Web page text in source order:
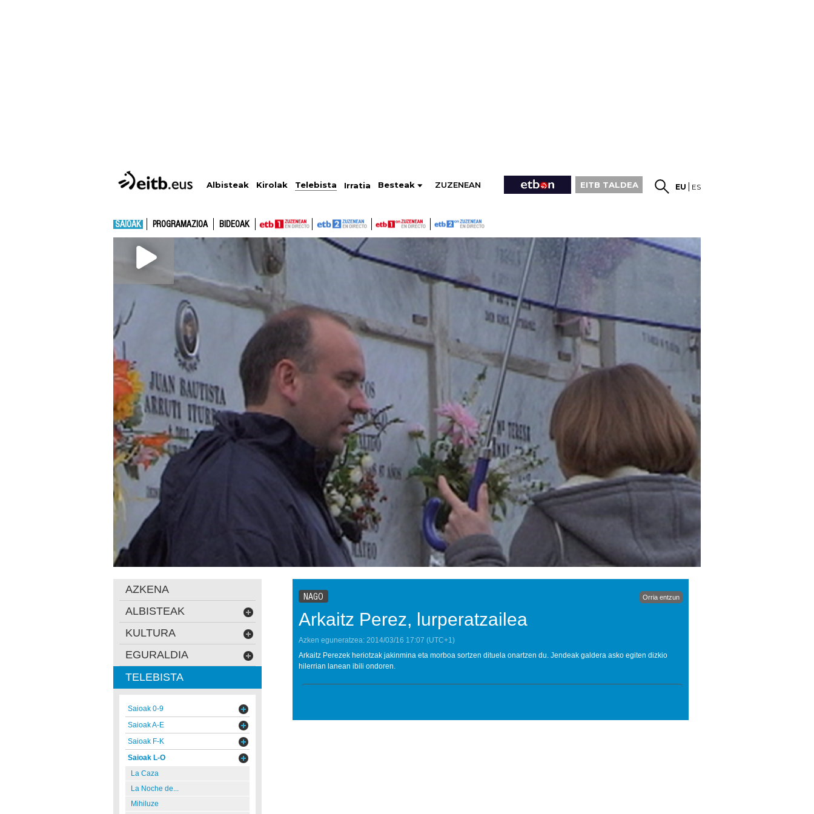
Albisteak Kirolak Telebista Irratia Besteak ZUZENEAN EITB TALDEA EU ES
SAIOAK PROGRAMAZIOA BIDEOAK
NAGO Orria entzun
Arkaitz Perez, lurperatzailea
Azken eguneratzea: 2014/03/16 17:07 (UTC+1)
Arkaitz Perezek heriotzak jakinmina eta morboa sortzen dituela onartzen du. Jendeak galdera asko egiten dizkio
hilerrian lanean ibili ondoren.
AZKENA
ALBISTEAK
KULTURA
EGURALDIA
TELEBISTA
Saioak 0-9
Saioak A-E
Saioak F-K
Saioak L-O
La Caza
La Noche de...
Mihiluze